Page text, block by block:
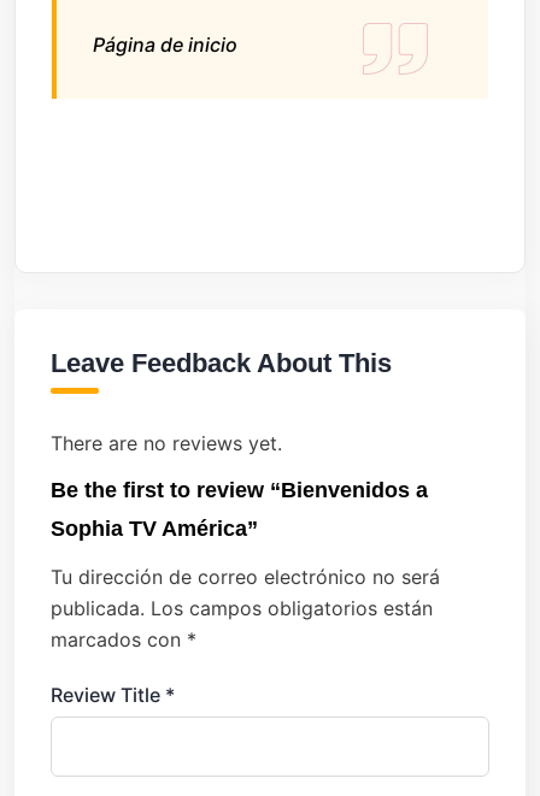
Página de inicio
Leave Feedback About This
There are no reviews yet.
Be the first to review “Bienvenidos a
Sophia TV América”
Tu dirección de correo electrónico no será
publicada. Los campos obligatorios están
marcados con *
Review Title *